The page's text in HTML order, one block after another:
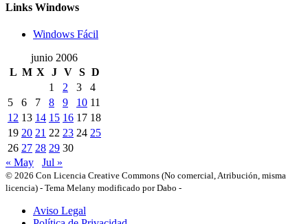
Links Windows
Windows Fácil
junio 2006
L M X J V S D
1
2 3
4
5
6 7 8 9 10 11
12 13 14 15 16 17 18
19 20 21 22 23 24 25
26 27 28 29 30
« May
Jul »
© 2026 Con Licencia Creative Commons (No comercial, Atribución, misma
licencia) - Tema Melany modificado por Dabo -
Aviso Legal